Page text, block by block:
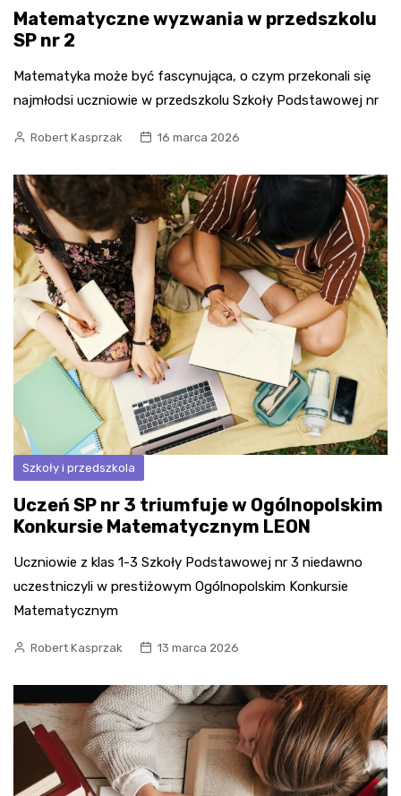
Matematyczne wyzwania w przedszkolu
SP nr 2
Matematyka może być fascynująca, o czym przekonali się
najmłodsi uczniowie w przedszkolu Szkoły Podstawowej nr
Robert Kasprzak 16 marca 2026
Szkoły i przedszkola
Uczeń SP nr 3 triumfuje w Ogólnopolskim
Konkursie Matematycznym LEON
Uczniowie z klas 1-3 Szkoły Podstawowej nr 3 niedawno
uczestniczyli w prestiżowym Ogólnopolskim Konkursie
Matematycznym
Robert Kasprzak 13 marca 2026